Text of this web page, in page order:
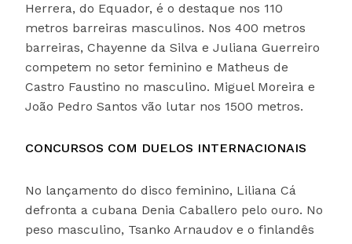
Herrera, do Equador, é o destaque nos 110
metros barreiras masculinos. Nos 400 metros
barreiras, Chayenne da Silva e Juliana Guerreiro
competem no setor feminino e Matheus de
Castro Faustino no masculino. Miguel Moreira e
João Pedro Santos vão lutar nos 1500 metros.
CONCURSOS COM DUELOS INTERNACIONAIS
No lançamento do disco feminino, Liliana Cá
defronta a cubana Denia Caballero pelo ouro. No
peso masculino, Tsanko Arnaudov e o finlandês